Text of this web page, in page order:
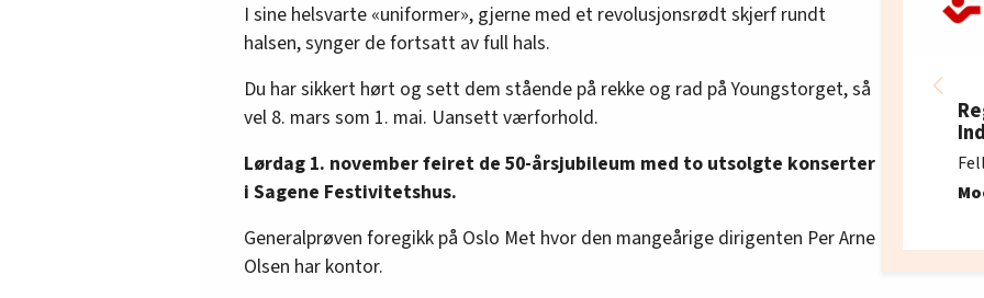
I sine helsvarte «uniformer», gjerne med et revolusjonsrødt skjerf rundt
halsen, synger de fortsatt av full hals.
Du har sikkert hørt og sett dem stående på rekke og rad på Youngstorget, så
vel 8. mars som 1. mai. Uansett værforhold.
Lørdag 1. november feiret de 50-årsjubileum med to utsolgte konserter
i Sagene Festivitetshus.
Generalprøven foregikk på Oslo Met hvor den mangeårige dirigenten Per Arne
Olsen har kontor.